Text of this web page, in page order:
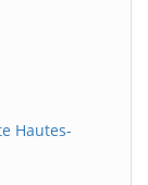
Hautes-